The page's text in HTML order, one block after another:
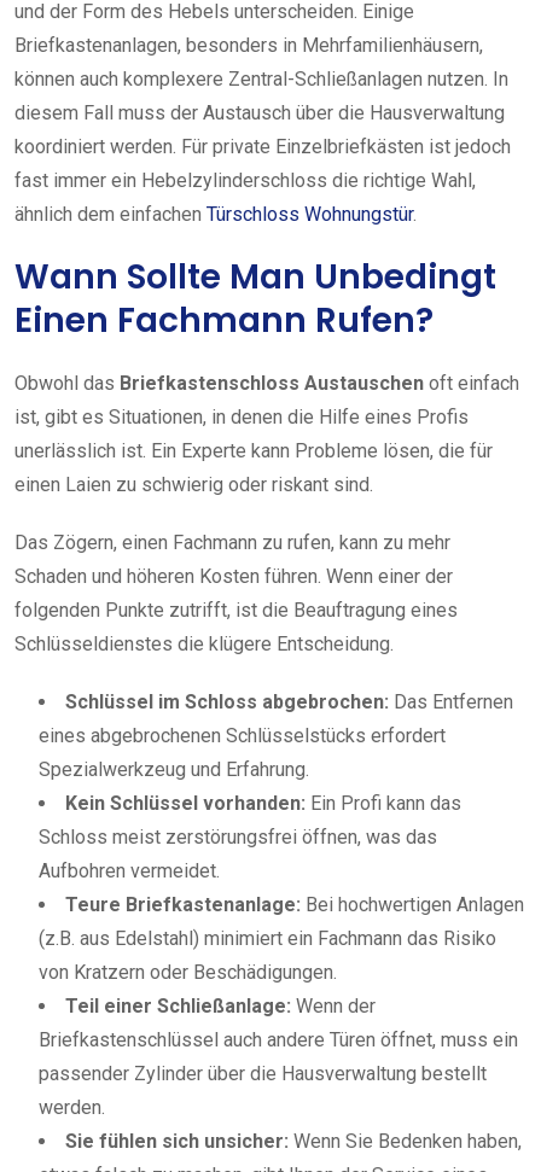
und der Form des Hebels unterscheiden. Einige
Briefkastenanlagen, besonders in Mehrfamilienhäusern,
können auch komplexere Zentral-Schließanlagen nutzen. In
diesem Fall muss der Austausch über die Hausverwaltung
koordiniert werden. Für private Einzelbriefkästen ist jedoch
fast immer ein Hebelzylinderschloss die richtige Wahl,
ähnlich dem einfachen Türschloss Wohnungstür.
Wann Sollte Man Unbedingt
Einen Fachmann Rufen?
Obwohl das Briefkastenschloss Austauschen oft einfach
ist, gibt es Situationen, in denen die Hilfe eines Profis
unerlässlich ist. Ein Experte kann Probleme lösen, die für
einen Laien zu schwierig oder riskant sind.
Das Zögern, einen Fachmann zu rufen, kann zu mehr
Schaden und höheren Kosten führen. Wenn einer der
folgenden Punkte zutrifft, ist die Beauftragung eines
Schlüsseldienstes die klügere Entscheidung.
Schlüssel im Schloss abgebrochen: Das Entfernen
eines abgebrochenen Schlüsselstücks erfordert
Spezialwerkzeug und Erfahrung.
Kein Schlüssel vorhanden: Ein Profi kann das
Schloss meist zerstörungsfrei öffnen, was das
Aufbohren vermeidet.
Teure Briefkastenanlage: Bei hochwertigen Anlagen
(z.B. aus Edelstahl) minimiert ein Fachmann das Risiko
von Kratzern oder Beschädigungen.
Teil einer Schließanlage: Wenn der
Briefkastenschlüssel auch andere Türen öffnet, muss ein
passender Zylinder über die Hausverwaltung bestellt
werden.
Sie fühlen sich unsicher: Wenn Sie Bedenken haben,